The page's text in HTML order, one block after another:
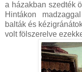
a házakban szedték
Hintákon
balták és
volt fölszerelve